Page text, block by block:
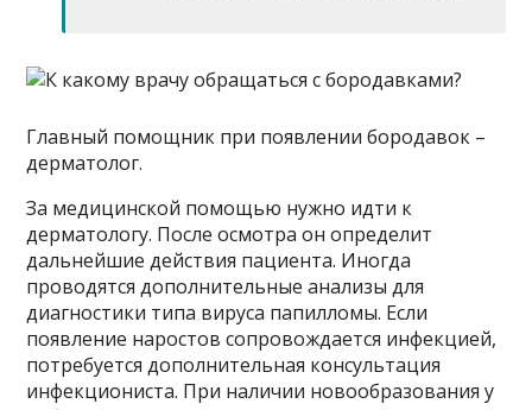
Главный помощник при появлении бородавок –
дерматолог.
За медицинской помощью нужно идти к
дерматологу. После осмотра он определит
дальнейшие действия пациента. Иногда
проводятся дополнительные анализы для
диагностики типа вируса папилломы. Если
появление наростов сопровождается инфекцией,
потребуется дополнительная консультация
инфекциониста. При наличии новообразования у